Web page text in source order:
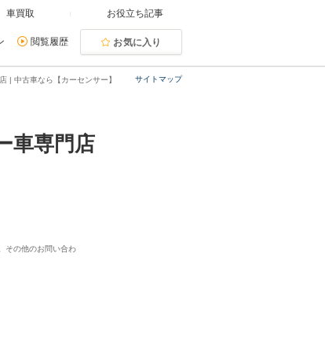
車買取 お役立ち記事
閲覧履歴 お気に入り
サイトマップ
| 中古車なら【カーセンサー】
車専門店
その他のお問い合わ